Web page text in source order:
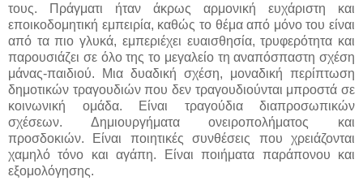
τους. Πράγματι ήταν άκρως αρμονική ευχάριστη και
εποικοδομητική εμπειρία, καθώς το θέμα από μόνο του είναι
από τα πιο γλυκά, εμπεριέχει ευαισθησία, τρυφερότητα και
παρουσιάζει σε όλο της το μεγαλείο τη αναπόσπαστη σχέση
μάνας-παιδιού. Μια δυαδική σχέση, μοναδική περίπτωση
δημοτικών τραγουδιών που δεν τραγουδιούνται μπροστά σε
κοινωνική ομάδα. Είναι τραγούδια διαπροσωπικών
σχέσεων. Δημιουργήματα ονειροπολήματος και
προσδοκιών. Είναι ποιητικές συνθέσεις που χρειάζονται
χαμηλό τόνο και αγάπη. Είναι ποιήματα παράπονου και
εξομολόγησης.